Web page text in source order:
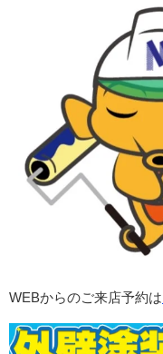
WEBからのご来店予約は